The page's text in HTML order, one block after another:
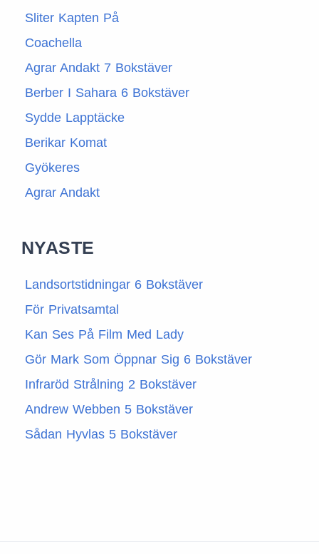
Sliter Kapten På
Coachella
Agrar Andakt 7 Bokstäver
Berber I Sahara 6 Bokstäver
Sydde Lapptäcke
Berikar Komat
Gyökeres
Agrar Andakt
NYASTE
Landsortstidningar 6 Bokstäver
För Privatsamtal
Kan Ses På Film Med Lady
Gör Mark Som Öppnar Sig 6 Bokstäver
Infraröd Strålning 2 Bokstäver
Andrew Webben 5 Bokstäver
Sådan Hyvlas 5 Bokstäver